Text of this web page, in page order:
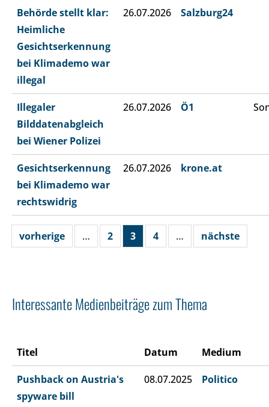
Behörde stellt klar:
Heimliche
Gesichtserkennung
bei Klimademo war
illegal
26.07.2026 Salzburg24
Illegaler
Bilddatenabgleich
bei Wiener Polizei
26.07.2026 Ö1
Gesichtserkennung
bei Klimademo war
rechtswidrig
26.07.2026 krone.at
vorherige … 2 3 4 … nächste
Interessante Medienbeiträge zum Thema
Titel Datum Medium
Pushback on Austria's
spyware bill
08.07.2025 Politico